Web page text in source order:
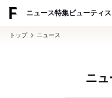
ニュース特集ビューティ
トップ ニュース
ニ